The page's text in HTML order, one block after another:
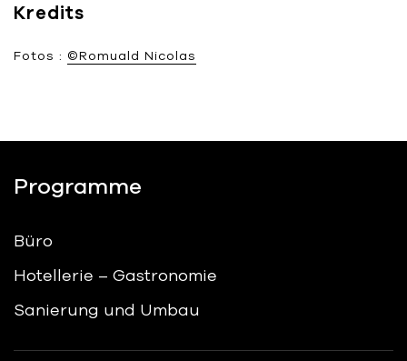
Kredits
Fotos : ©Romuald Nicolas
Programme
Büro
Hotellerie – Gastronomie
Sanierung und Umbau